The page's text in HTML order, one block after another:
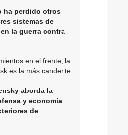
ha perdido otros
sistemas de
la guerra contra
en el frente, la
es la más candente
aborda la
y economía
de